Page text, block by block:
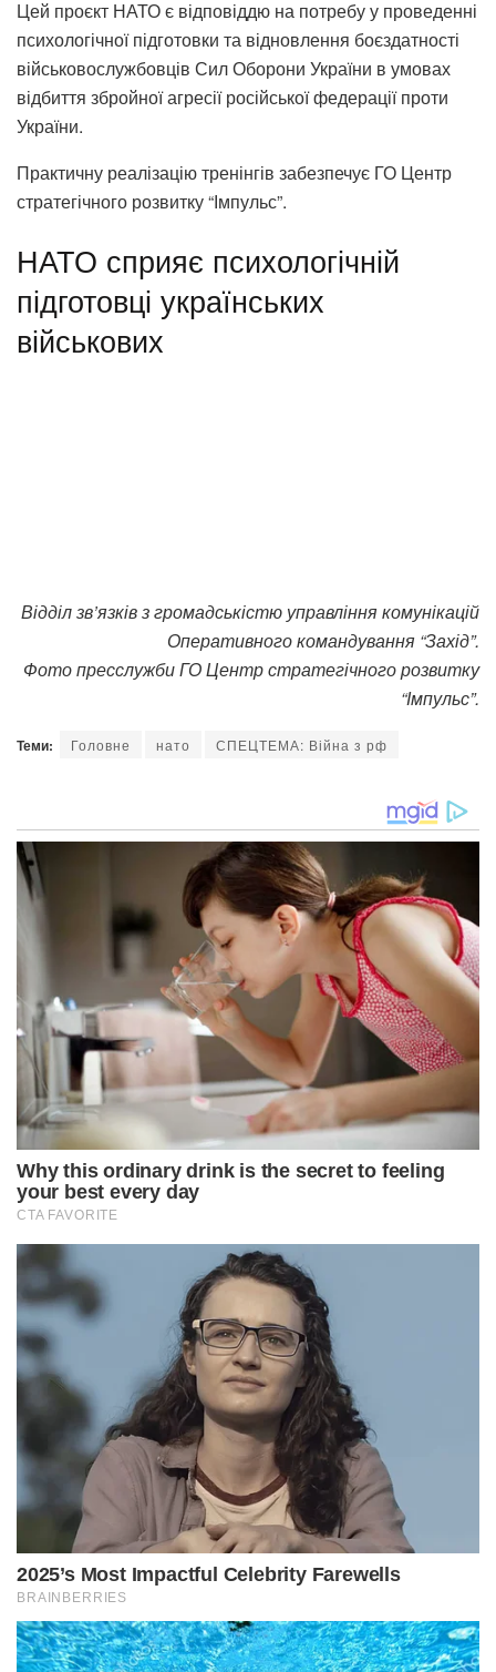
Цей проєкт НАТО є відповіддю на потребу у проведенні
психологічної підготовки та відновлення боєздатності
військовослужбовців Сил Оборони України в умовах
відбиття збройної агресії російської федерації проти
України.
Практичну реалізацію тренінгів забезпечує ГО Центр
стратегічного розвитку “Імпульс”.
НАТО сприяє психологічній
підготовці українських
військових
Відділ зв’язків з громадськістю управління комунікацій
Оперативного командування “Захід”.
Фото пресслужби ГО Центр стратегічного розвитку
“Імпульс”.
Теми: Головне нато СПЕЦТЕМА: Війна з рф